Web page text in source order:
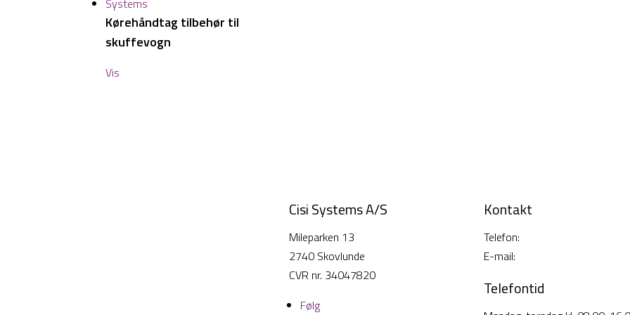
Kørehåndtag tilbehør til
skuffevogn
Vis
Cisi Systems A/S
Mileparken 13
2740 Skovlunde
CVR nr. 34047820
Følg
Kontakt
Telefon:
E-mail:
Telefontid